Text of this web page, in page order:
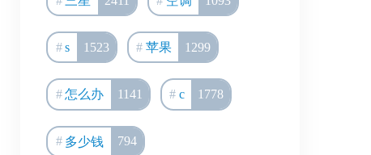
s 1523 苹果 1299
怎么办 1141 c 1778
多少钱 794